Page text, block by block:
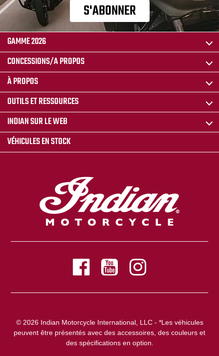
S'ABONNER
GAMME 2026
CONCESSIONS/A PROPOS
À PROPOS
OUTILS ET RESSOURCES
INDIAN SUR LE WEB
VÉHICULES EN STOCK
© 2026 Indian Motorcycle International, LLC - *Les véhicules
peuvent être présentés avec des accessoires, des couleurs et
des spécifications en option.